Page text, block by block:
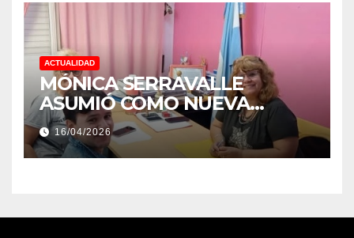
ACTUALIDAD
MÓNICA SERRAVALLE
ASUMIÓ COMO NUEVA
DIRECTORA DEL E.E.S. N° 82
«RENÉ FAVALORO» DE
BASAIL.
16/04/2026